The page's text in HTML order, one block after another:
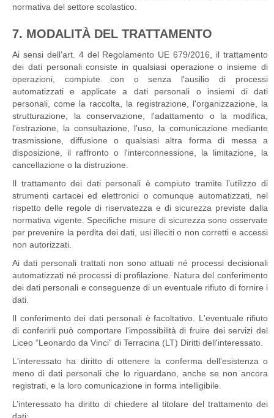
normativa del settore scolastico.
7. MODALITÀ DEL TRATTAMENTO
Ai sensi dell’art. 4 del Regolamento UE 679/2016, il trattamento
dei dati personali consiste in qualsiasi operazione o insieme di
operazioni, compiute con o senza l'ausilio di processi
automatizzati e applicate a dati personali o insiemi di dati
personali, come la raccolta, la registrazione, l'organizzazione, la
strutturazione, la conservazione, l'adattamento o la modifica,
l'estrazione, la consultazione, l'uso, la comunicazione mediante
trasmissione, diffusione o qualsiasi altra forma di messa a
disposizione, il raffronto o l'interconnessione, la limitazione, la
cancellazione o la distruzione.
Il trattamento dei dati personali è compiuto tramite l’utilizzo di
strumenti cartacei ed elettronici o comunque automatizzati, nel
rispetto delle regole di riservatezza e di sicurezza previste dalla
normativa vigente. Specifiche misure di sicurezza sono osservate
per prevenire la perdita dei dati, usi illeciti o non corretti e accessi
non autorizzati.
Ai dati personali trattati non sono attuati né processi decisionali
automatizzati né processi di profilazione. Natura del conferimento
dei dati personali e conseguenze di un eventuale rifiuto di fornire i
dati.
Il conferimento dei dati personali è facoltativo. L'eventuale rifiuto
di conferirli può comportare l'impossibilità di fruire dei servizi del
Liceo “Leonardo da Vinci” di Terracina (LT) Diritti dell'interessato.
L'interessato ha diritto di ottenere la conferma dell'esistenza o
meno di dati personali che lo riguardano, anche se non ancora
registrati, e la loro comunicazione in forma intelligibile.
L’interessato ha diritto di chiedere al titolare del trattamento dei